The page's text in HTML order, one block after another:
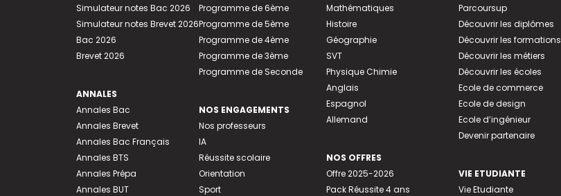
Simulateur notes Bac 2026
Simulateur notes Brevet 2026
Bac 2026
Brevet 2026
ANNALES
Annales Bac
Annales Brevet
Annales Bac Français
Annales BTS
Annales Prépa
Annales BUT
Programme de 6ème
Programme de 5ème
Programme de 4ème
Programme de 3ème
Programme de Seconde
NOS ENGAGEMENTS
Nos professeurs
IA
Réussite scolaire
Orientation
Sport
Mathématiques
Histoire
Géographie
SVT
Physique Chimie
Anglais
Espagnol
Allemand
NOS OFFRES
Offre 2025-2026
Pack Réussite 4 ans
Parcoursup
Découvrir les diplômes
Découvrir les formations
Découvrir les métiers
Découvrir les écoles
Ecole de commerce
Ecole de design
Ecole d’ingénieur
Devenir partenaire
VIE ETUDIANTE
Vie Etudiante